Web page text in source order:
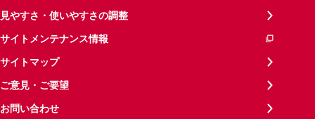
見やすさ・使いやすさの調整
サイトメンテナンス情報
サイトマップ
ご意見・ご要望
お問い合わせ